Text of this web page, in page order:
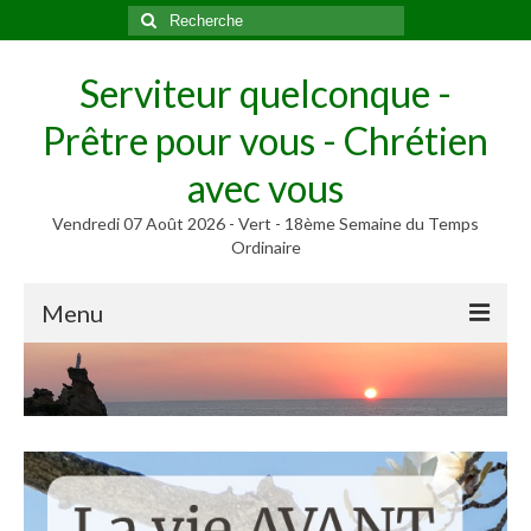
Rechercher
:
Serviteur quelconque -
Prêtre pour vous - Chrétien
avec vous
Vendredi 07 Août 2026 - Vert - 18ème Semaine du Temps
Ordinaire
Menu
Méditer
Homélies, Poèmes
Poèmes
Homélies